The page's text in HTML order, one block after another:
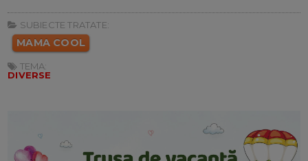
SUBIECTE TRATATE:
MAMA COOL
TEMA:
DIVERSE